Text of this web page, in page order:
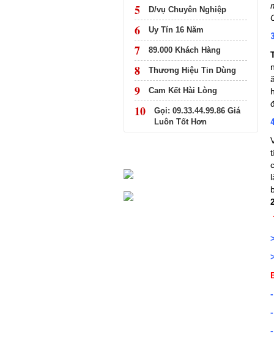
5 D/vụ Chuyên Nghiệp
6 Uy Tín 16 Năm
7 89.000 Khách Hàng
8 Thương Hiệu Tin Dùng
9 Cam Kết Hài Lòng
10
Gọi: 09.33.44.99.86 Giá
Luôn Tốt Hơn